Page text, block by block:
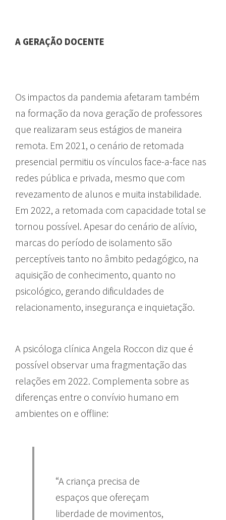
A GERAÇÃO DOCENTE
Os impactos da pandemia afetaram também
na formação da nova geração de professores
que realizaram seus estágios de maneira
remota. Em 2021, o cenário de retomada
presencial permitiu os vínculos face-a-face nas
redes pública e privada, mesmo que com
revezamento de alunos e muita instabilidade.
Em 2022, a retomada com capacidade total se
tornou possível. Apesar do cenário de alívio,
marcas do período de isolamento são
perceptíveis tanto no âmbito pedagógico, na
aquisição de conhecimento, quanto no
psicológico, gerando dificuldades de
relacionamento, insegurança e inquietação.
A psicóloga clínica Angela Roccon diz que é
possível observar uma fragmentação das
relações em 2022. Complementa sobre as
diferenças entre o convívio humano em
ambientes on e offline:
“A criança precisa de
espaços que ofereçam
liberdade de movimentos,